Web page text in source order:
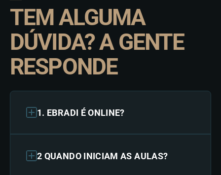
TEM ALGUMA
DÚVIDA? A GENTE
RESPONDE
1. EBRADI É ONLINE?
2 QUANDO INICIAM AS AULAS?